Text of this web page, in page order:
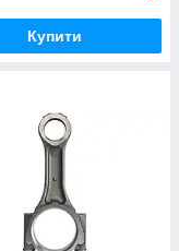
Купити